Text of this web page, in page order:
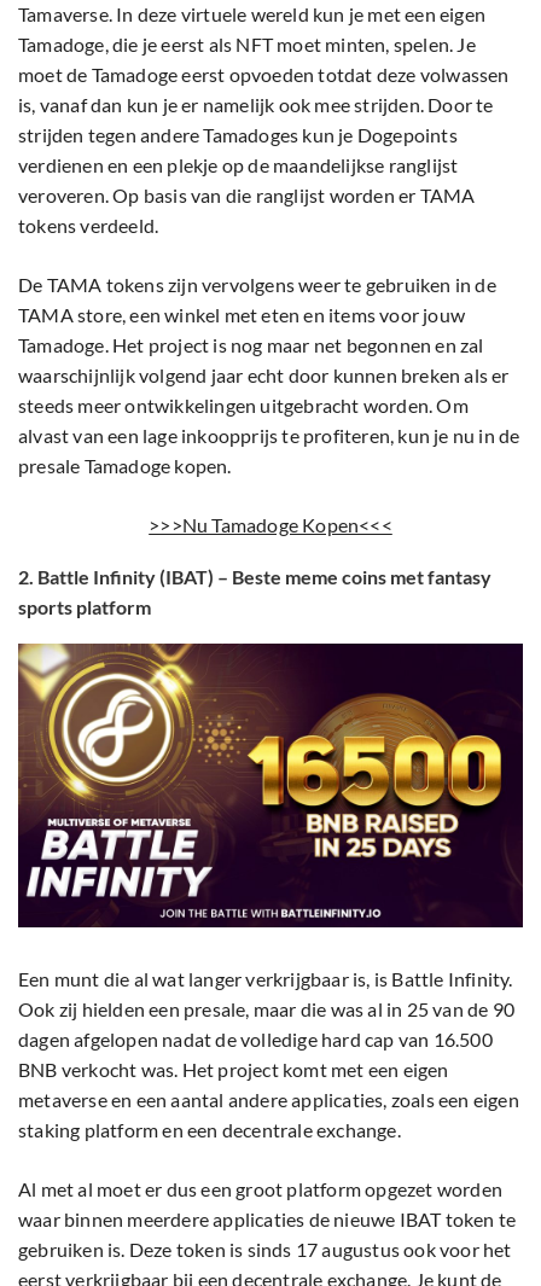
Tamaverse. In deze virtuele wereld kun je met een eigen
Tamadoge, die je eerst als NFT moet minten, spelen. Je
moet de Tamadoge eerst opvoeden totdat deze volwassen
is, vanaf dan kun je er namelijk ook mee strijden. Door te
strijden tegen andere Tamadoges kun je Dogepoints
verdienen en een plekje op de maandelijkse ranglijst
veroveren. Op basis van die ranglijst worden er TAMA
tokens verdeeld.
De TAMA tokens zijn vervolgens weer te gebruiken in de
TAMA store, een winkel met eten en items voor jouw
Tamadoge. Het project is nog maar net begonnen en zal
waarschijnlijk volgend jaar echt door kunnen breken als er
steeds meer ontwikkelingen uitgebracht worden. Om
alvast van een lage inkoopprijs te profiteren, kun je nu in de
presale Tamadoge kopen.
>>>Nu Tamadoge Kopen<<<
2. Battle Infinity (IBAT) – Beste meme coins met fantasy
sports platform
Een munt die al wat langer verkrijgbaar is, is Battle Infinity.
Ook zij hielden een presale, maar die was al in 25 van de 90
dagen afgelopen nadat de volledige hard cap van 16.500
BNB verkocht was. Het project komt met een eigen
metaverse en een aantal andere applicaties, zoals een eigen
staking platform en een decentrale exchange.
Al met al moet er dus een groot platform opgezet worden
waar binnen meerdere applicaties de nieuwe IBAT token te
gebruiken is. Deze token is sinds 17 augustus ook voor het
eerst verkrijgbaar bij een decentrale exchange. Je kunt de